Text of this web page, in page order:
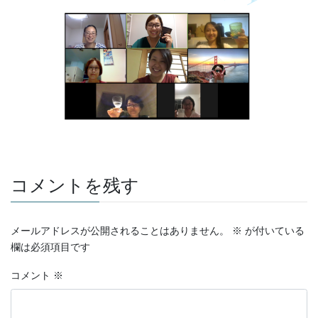
コメントを残す
メールアドレスが公開されることはありません。 ※ が付いている
欄は必須項目です
コメント ※